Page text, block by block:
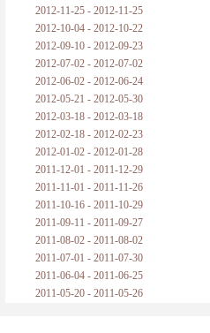
2012-11-25 - 2012-11-25
2012-10-04 - 2012-10-22
2012-09-10 - 2012-09-23
2012-07-02 - 2012-07-02
2012-06-02 - 2012-06-24
2012-05-21 - 2012-05-30
2012-03-18 - 2012-03-18
2012-02-18 - 2012-02-23
2012-01-02 - 2012-01-28
2011-12-01 - 2011-12-29
2011-11-01 - 2011-11-26
2011-10-16 - 2011-10-29
2011-09-11 - 2011-09-27
2011-08-02 - 2011-08-02
2011-07-01 - 2011-07-30
2011-06-04 - 2011-06-25
2011-05-20 - 2011-05-26